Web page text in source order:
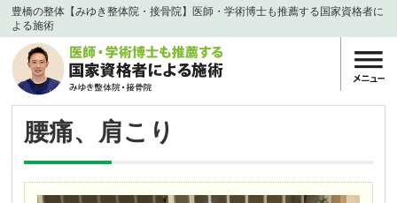
豊橋の整体【みゆき整体院・接骨院】医師・学術博士も推薦する国家資格者に
よる施術
腰痛、肩こり